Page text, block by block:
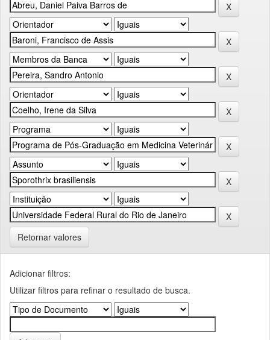
Retornar valores
Adicionar filtros:
Utilizar filtros para refinar o resultado de busca.